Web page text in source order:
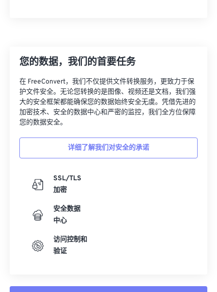
您的数据，我们的首要任务
在 FreeConvert，我们不仅提供文件转换服务，更致力于保
护文件安全。无论您转换的是图像、视频还是文档，我们强
大的安全框架都能确保您的数据始终安全无虞。凭借先进的
加密技术、安全的数据中心和严密的监控，我们全方位保障
您的数据安全。
详细了解我们对安全的承诺
SSL/TLS
加密
安全数据
中心
访问控制和
验证